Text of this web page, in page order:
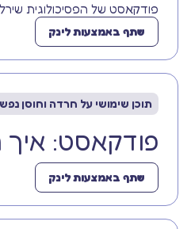
פודקאסט של הפסיכולוגית שירלי
שתף באמצעות לינק
תוכן שימושי על חרדה וחוסן
פודקאסט: איך
שתף באמצעות לינק